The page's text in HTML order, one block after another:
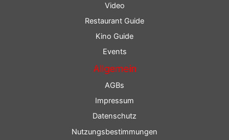
Video
Restaurant Guide
Kino Guide
Events
Allgemein
AGBs
Impressum
Datenschutz
Nutzungsbestimmungen